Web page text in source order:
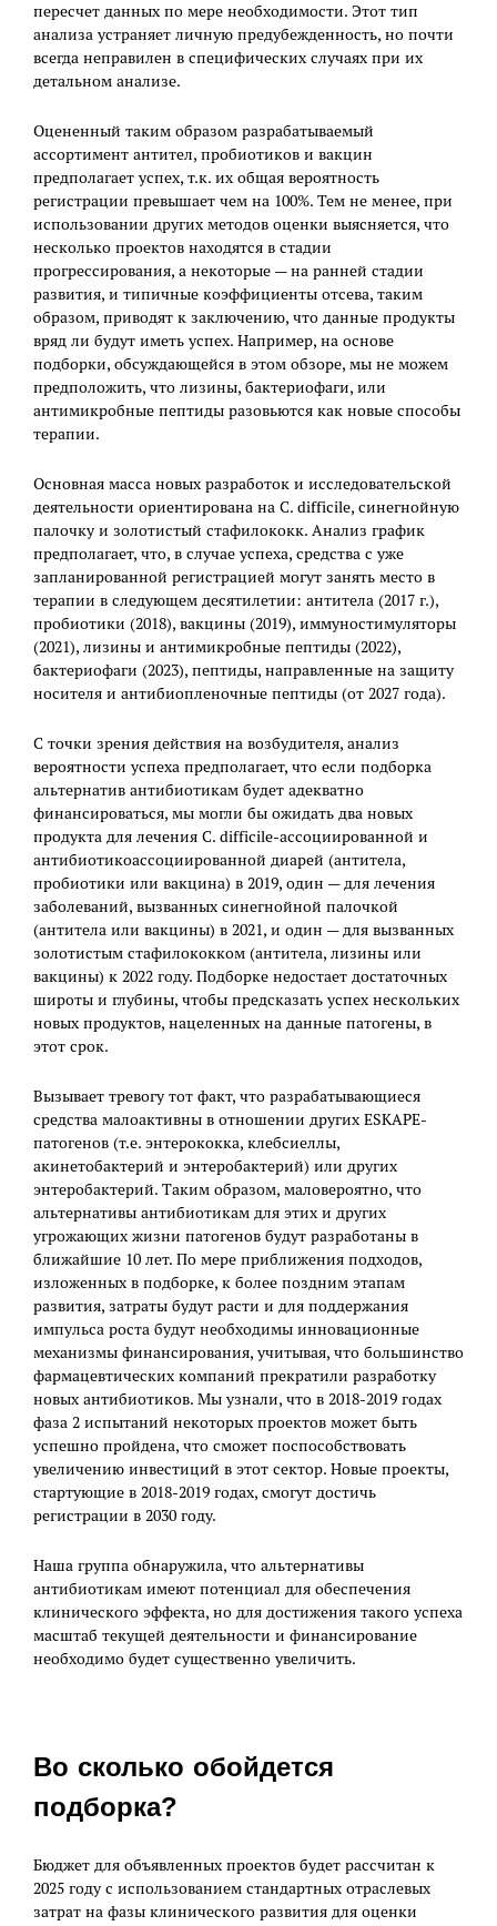
пересчет данных по мере необходимости. Этот тип
анализа устраняет личную предубежденность, но почти
всегда неправилен в специфических случаях при их
детальном анализе.
Оцененный таким образом разрабатываемый
ассортимент антител, пробиотиков и вакцин
предполагает успех, т.к. их общая вероятность
регистрации превышает чем на 100%. Тем не менее, при
использовании других методов оценки выясняется, что
несколько проектов находятся в стадии
прогрессирования, а некоторые — на ранней стадии
развития, и типичные коэффициенты отсева, таким
образом, приводят к заключению, что данные продукты
вряд ли будут иметь успех. Например, на основе
подборки, обсуждающейся в этом обзоре, мы не можем
предположить, что лизины, бактериофаги, или
антимикробные пептиды разовьются как новые способы
терапии.
Основная масса новых разработок и исследовательской
деятельности ориентирована на C. difficile, синегнойную
палочку и золотистый стафилококк. Анализ график
предполагает, что, в случае успеха, средства с уже
запланированной регистрацией могут занять место в
терапии в следующем десятилетии: антитела (2017 г.),
пробиотики (2018), вакцины (2019), иммуностимуляторы
(2021), лизины и антимикробные пептиды (2022),
бактериофаги (2023), пептиды, направленные на защиту
носителя и антибиопленочные пептиды (от 2027 года).
С точки зрения действия на возбудителя, анализ
вероятности успеха предполагает, что если подборка
альтернатив антибиотикам будет адекватно
финансироваться, мы могли бы ожидать два новых
продукта для лечения C. difficile-ассоциированной и
антибиотикоассоциированной диарей (антитела,
пробиотики или вакцина) в 2019, один — для лечения
заболеваний, вызванных синегнойной палочкой
(антитела или вакцины) в 2021, и один — для вызванных
золотистым стафилококком (антитела, лизины или
вакцины) к 2022 году. Подборке недостает достаточных
широты и глубины, чтобы предсказать успех нескольких
новых продуктов, нацеленных на данные патогены, в
этот срок.
Вызывает тревогу тот факт, что разрабатывающиеся
средства малоактивны в отношении других ESKAPE-
патогенов (т.е. энтерококка, клебсиеллы,
акинетобактерий и энтеробактерий) или других
энтеробактерий. Таким образом, маловероятно, что
альтернативы антибиотикам для этих и других
угрожающих жизни патогенов будут разработаны в
ближайшие 10 лет. По мере приближения подходов,
изложенных в подборке, к более поздним этапам
развития, затраты будут расти и для поддержания
импульса роста будут необходимы инновационные
механизмы финансирования, учитывая, что большинство
фармацевтических компаний прекратили разработку
новых антибиотиков. Мы узнали, что в 2018-2019 годах
фаза 2 испытаний некоторых проектов может быть
успешно пройдена, что сможет поспособствовать
увеличению инвестиций в этот сектор. Новые проекты,
стартующие в 2018-2019 годах, смогут достичь
регистрации в 2030 году.
Наша группа обнаружила, что альтернативы
антибиотикам имеют потенциал для обеспечения
клинического эффекта, но для достижения такого успеха
масштаб текущей деятельности и финансирование
необходимо будет существенно увеличить.
Во сколько обойдется
подборка?
Бюджет для объявленных проектов будет рассчитан к
2025 году с использованием стандартных отраслевых
затрат на фазы клинического развития для оценки